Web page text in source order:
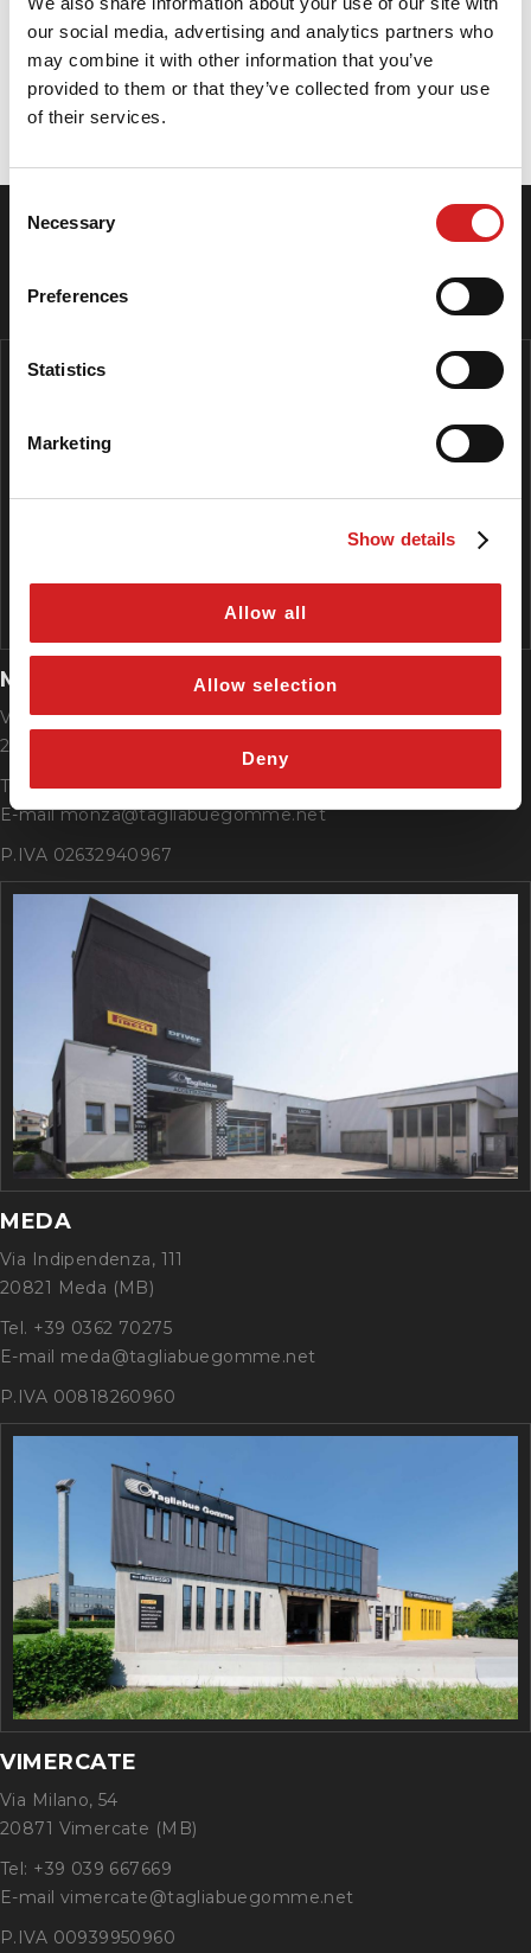
our social media, advertising and analytics partners who
may combine it with other information that you’ve
provided to them or that they’ve collected from your use
of their services.
Selection
Necessary
Preferences
Statistics
Marketing
Show details
Allow all
Allow selection
Deny
bagnato. I livelli di rumorosità molto bassi
garantiscono un ottimo comfort di guida.
Specifiche
SEGUICI SU INSTAGRAM
MONZA CENTRO
Via Francesco Zanzi, 19
20900 Monza (MB)
Tel. +39 039 2312067
E-mail monza@tagliabuegomme.net
P.IVA 02632940967
MEDA
Via Indipendenza, 111
20821 Meda (MB)
Tel. +39 0362 70275
E-mail meda@tagliabuegomme.net
P.IVA 00818260960
VIMERCATE
Via Milano, 54
20871 Vimercate (MB)
Tel: +39 039 667669
E-mail vimercate@tagliabuegomme.net
P.IVA 00939950960